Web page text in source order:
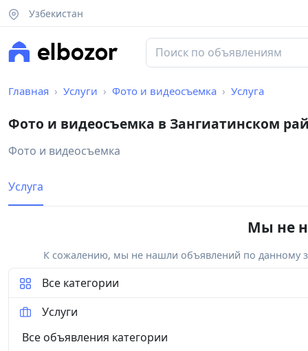
Узбекистан
Главная Услуги Фото и видеосъемка Услуга
Фото и видеосъемка в Зангиатинском
Фото и видеосъемка
Услуга
Мы не
К сожалению, мы не нашли объявлений по данному
Все категории
Услуги
Все объявления категории